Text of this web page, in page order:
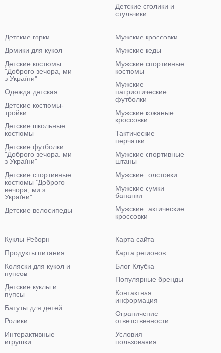
Детские столики и
стульчики
Детские горки
Домики для кукол
Детские костюмы
"Доброго вечора, ми
з України"
Одежда детская
Детские костюмы-
тройки
Детские школьные
костюмы
Детские футболки
"Доброго вечора, ми
з України"
Детские спортивные
костюмы "Доброго
вечора, ми з
України"
Детские велосипеды
Мужские кроссовки
Мужские кеды
Мужские спортивные
костюмы
Мужские
патриотические
футболки
Мужские кожаные
кроссовки
Тактические
перчатки
Мужские спортивные
штаны
Мужские толстовки
Мужские сумки
бананки
Мужские тактические
кроссовки
Куклы Реборн
Продукты питания
Коляски для кукол и
пупсов
Детские куклы и
пупсы
Батуты для детей
Ролики
Интерактивные
игрушки
Карта сайта
Карта регионов
Блог Клубка
Популярные бренды
Контактная
информация
Ограничение
ответственности
Условия
пользования